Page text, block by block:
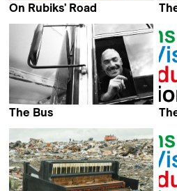
On Rubiks' Road
The Bus